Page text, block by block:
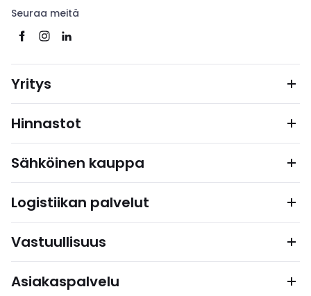
Seuraa meitä
Yritys
Hinnastot
Sähköinen kauppa
Logistiikan palvelut
Vastuullisuus
Asiakaspalvelu